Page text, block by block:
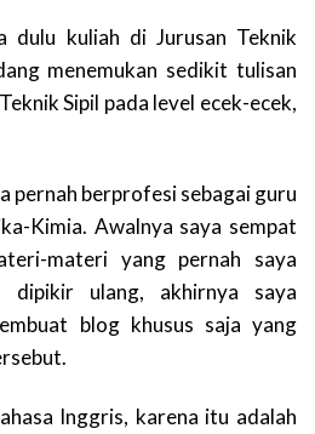
dulu kuliah di Jurusan Teknik
menemukan sedikit tulisan
Sipil pada level ecek-ecek,
pernah berprofesi sebagai guru
Kimia. Awalnya saya sempat
materi yang pernah saya
dipikir ulang, akhirnya saya
blog khusus saja yang
Inggris, karena itu adalah